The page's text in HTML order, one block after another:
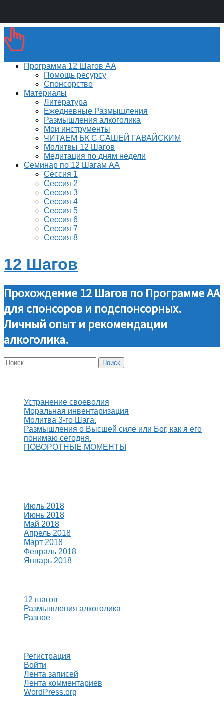
Программа 12 Шагов АА
Помощь ресурсу
Спонсорство
Материалы
Литература
Ежедневные Размышления
Размышления алкоголика
Мои инструменты
ЧИТАЕМ БК С САШЕЙ ГАВАЙСКИМ
Молитвы 12 Шагов
Медитация по дням недели
Семинар по 12 Шагам АА
Сессия 1
Сессия 2
Сессия 3
Сессия 4
Сессия 5
Сессия 6
Сессия 7
Сессия 8
12 Шагов
Прохождение 12 Шагов по Программе АА
для спонсоров и подспонсорных.
Личный опыт и рекомендации
алкоголика.
Найти:
Устранение своеволия
Моральная инвентаризация
Молитва 3-го Шага.
Размышления о Высшей силе или Бог, как я его
понимаю сегодня.
ПОВОРОТНЫЕ МОМЕНТЫ
Июль 2018
Июнь 2018
Май 2018
Апрель 2018
Март 2018
Февраль 2018
Январь 2018
12 шагов
Размышления алкоголика
Разное
Регистрация
Войти
Лента записей
Лента комментариев
WordPress.org